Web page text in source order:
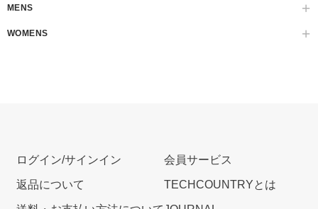
MENS
WOMENS
ログイン/サインイン
返品について
会員サービス
TECHCOUNTRYとは